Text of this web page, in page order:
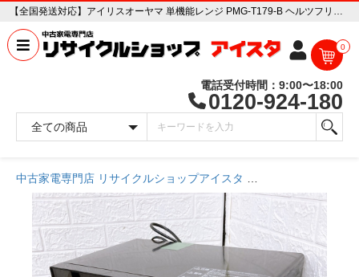
【全国発送対応】アイリスオーヤマ 単機能レンジ PMG-T179-B ヘルツフリー 2024年製 中古家電販売専門店 リサイクルショップ アイスタ
0
電話受付時間：9:00〜18:00
0120-924-180
中古家電専門店 リサイクルショップアイスタ